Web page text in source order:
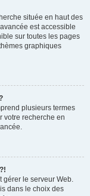
située en haut des
est accessible
sur toutes les pages
graphiques
plusieurs termes
votre recherche en
gérer le serveur Web.
dans le choix des